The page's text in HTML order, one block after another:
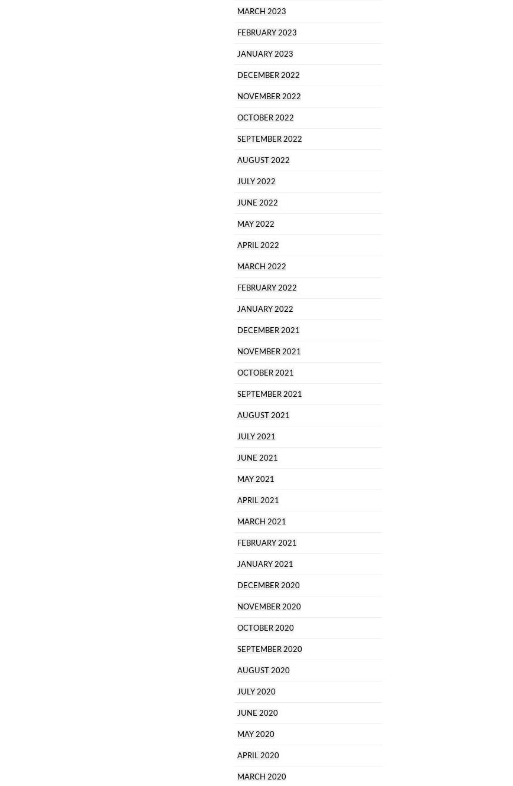
MARCH 2023
FEBRUARY 2023
JANUARY 2023
DECEMBER 2022
NOVEMBER 2022
OCTOBER 2022
SEPTEMBER 2022
AUGUST 2022
JULY 2022
JUNE 2022
MAY 2022
APRIL 2022
MARCH 2022
FEBRUARY 2022
JANUARY 2022
DECEMBER 2021
NOVEMBER 2021
OCTOBER 2021
SEPTEMBER 2021
AUGUST 2021
JULY 2021
JUNE 2021
MAY 2021
APRIL 2021
MARCH 2021
FEBRUARY 2021
JANUARY 2021
DECEMBER 2020
NOVEMBER 2020
OCTOBER 2020
SEPTEMBER 2020
AUGUST 2020
JULY 2020
JUNE 2020
MAY 2020
APRIL 2020
MARCH 2020